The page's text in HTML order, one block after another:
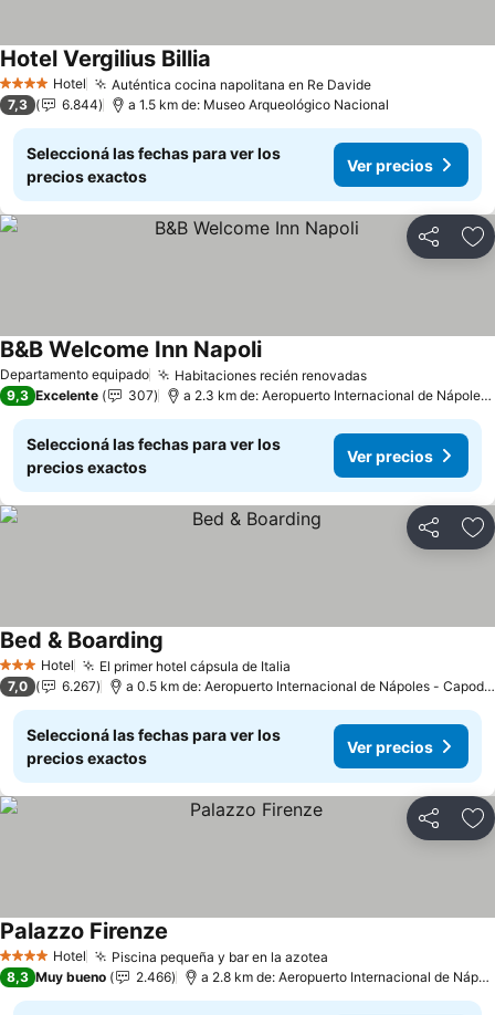
4 EstrellasHotel Auténtica cocina napolitana en Re DavideVer precios
Hotel Vergilius Billia
7,3 6.844 a 1.5 km de: Museo Arqueológico Nacional
Seleccioná las fechas para ver los
precios exactos
Ver precios
Compartir
Departamento equipado Habitaciones recién renovadasVer precios
B&B Welcome Inn NapoliVer precios
9,3 Excelente 307 a 2.3 km de: Aeropuerto Internacional de Nápoles
Seleccioná las fechas para ver los
precios exactos
Ver precios
Compartir
3 Estrellas
Hotel El primer hotel cápsula de Italia
Bed & Boarding
7,0 6.267 a 0.5 km de: Aeropuerto Internacional de Nápoles -
Seleccioná las fechas para ver los
precios exactos
Ver precios
Compartir
4 EstrellasHotel Piscina pequeña y bar en la azotea
Palazzo Firenze
8,3 Muy bueno 2.466 a 2.8 km de: Aeropuerto Internacional de